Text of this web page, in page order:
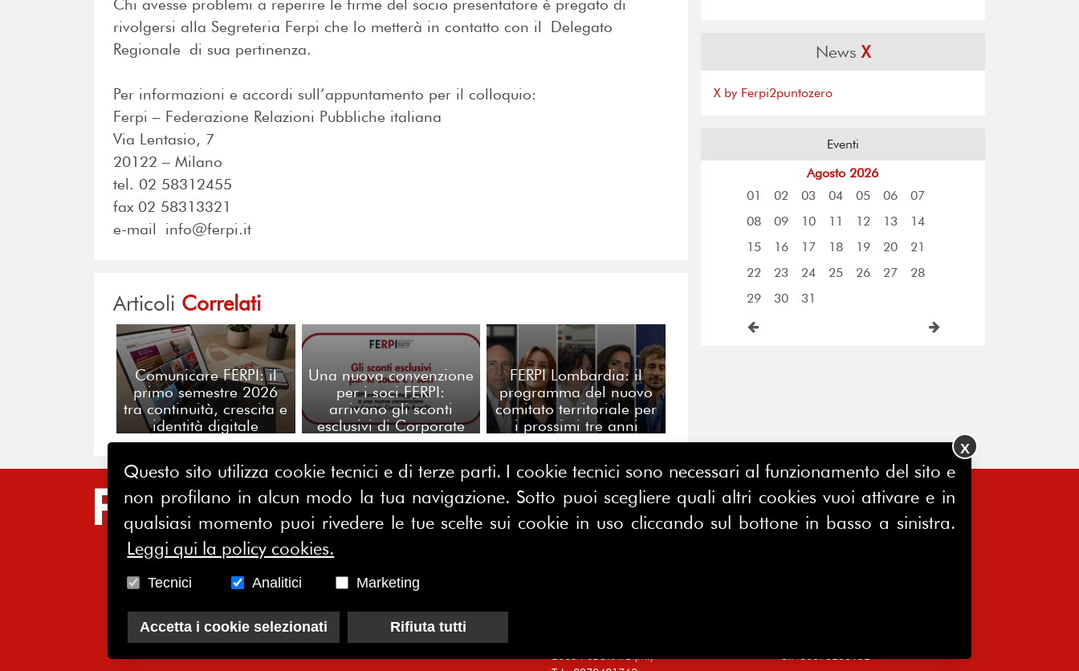
Chi avesse problemi a reperire le firme del socio presentatore è pregato di
rivolgersi alla Segreteria Ferpi che lo metterà in contatto con il Delegato
Regionale di sua pertinenza.
Per informazioni e accordi sull’appuntamento per il colloquio:
Ferpi – Federazione Relazioni Pubbliche italiana
Via Lentasio, 7
20122 – Milano
tel. 02 58312455
fax 02 58313321
e-mail info@ferpi.it
Articoli Correlati
Comunicare FERPI: il
primo semestre 2026
tra continuità, crescita e
identità digitale
Una nuova convenzione
per i soci FERPI:
arrivano gli sconti
esclusivi di Corporate
Benefits
FERPI Lombardia: il
programma del nuovo
comitato territoriale per
i prossimi tre anni
NewsX
X by Ferpi2puntozero
Eventi
Agosto 2026
01
02 03 04 05 06
07
08
09 10 11 12 13
14
15
16 17 18 19 20
21
22
23 24 25 26 27
28
29
30 31
SITE MAP
HOME
ASSOCIAZIONE
CONTATTACI
FERPI - Federazione Relazioni
FERPINews
Questo sito utilizza cookie tecnici e di terze parti. I cookie tecnici sono necessari al funzionamento del sito e
non profilano in alcun modo la tua navigazione. Sotto puoi scegliere quali altri cookies vuoi attivare e in
qualsiasi momento puoi rivedere le tue scelte sui cookie in uso cliccando sul bottone in basso a sinistra.
Leggi qui la policy cookies.
Tecnici Analitici Marketing
Accetta i cookie selezionati Rifiuta tutti
X